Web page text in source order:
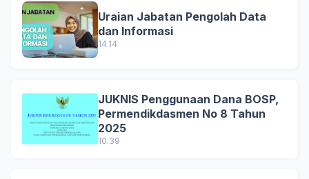
Uraian Jabatan Pengolah Data
dan Informasi
14.14
JUKNIS Penggunaan Dana BOSP,
Permendikdasmen No 8 Tahun
2025
10.39